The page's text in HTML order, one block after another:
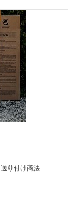
送り付け商法